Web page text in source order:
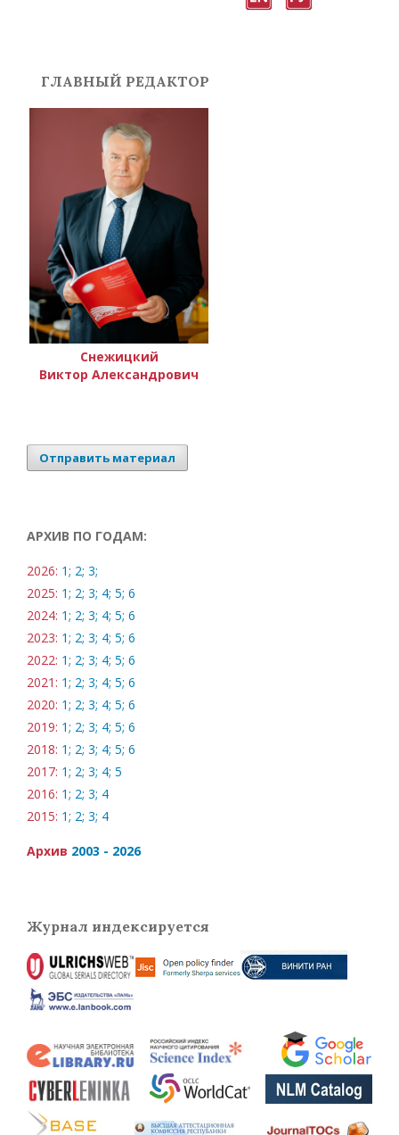
ГЛАВНЫЙ РЕДАКТОР
Снежицкий
Виктор Александрович
Отправить материал
АРХИВ ПО ГОДАМ:
2026: 1; 2; 3;
2025: 1; 2; 3; 4; 5; 6
2024: 1; 2; 3; 4; 5; 6
2023: 1; 2; 3; 4; 5; 6
2022: 1; 2; 3; 4; 5; 6
2021: 1; 2; 3; 4; 5; 6
2020: 1; 2; 3; 4; 5; 6
2019: 1; 2; 3; 4; 5; 6
2018: 1; 2; 3; 4; 5; 6
2017: 1; 2; 3; 4; 5
2016: 1; 2; 3; 4
2015: 1; 2; 3; 4
Архив 2003 - 2026
Журнал индексируется